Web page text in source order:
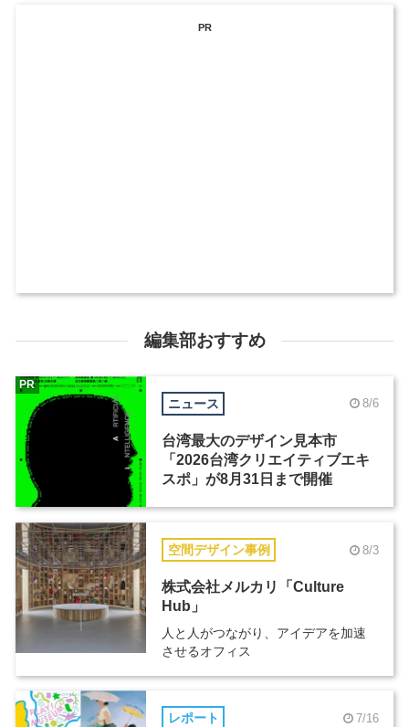
PR
編集部おすすめ
ニュース 8/6
台湾最大のデザイン見本市
「2026台湾クリエイティブエキ
スポ」が8月31日まで開催
PR
空間デザイン事例 8/3
株式会社メルカリ「Culture
Hub」
人と人がつながり、アイデアを加速
させるオフィス
レポート 7/16